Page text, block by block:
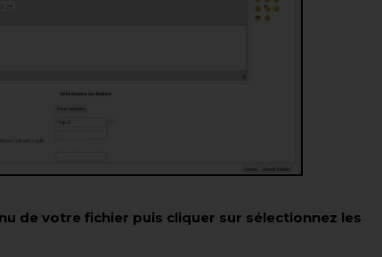
de votre fichier puis cliquer sur sélectionnez les